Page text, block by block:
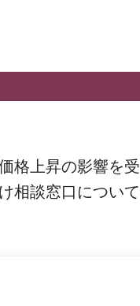
格上昇の影響を受
相談窓口について